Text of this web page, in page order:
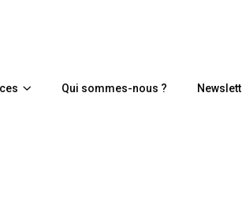
Qui sommes-nous ?